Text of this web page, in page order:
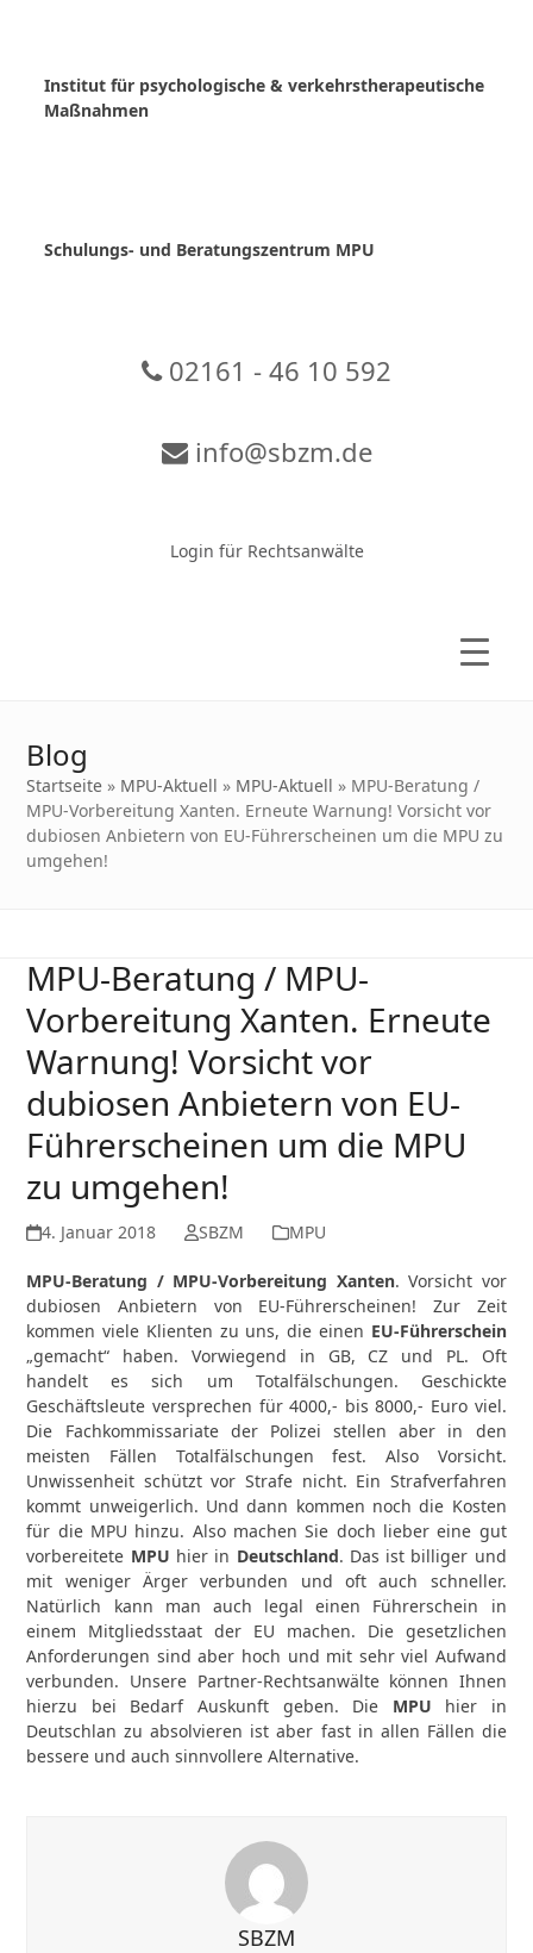
Institut für psychologische & verkehrstherapeutische
Maßnahmen
Schulungs- und Beratungszentrum MPU
02161 - 46 10 592
info@sbzm.de
Login für Rechtsanwälte
Blog
Startseite » MPU-Aktuell » MPU-Aktuell » MPU-Beratung /
MPU-Vorbereitung Xanten. Erneute Warnung! Vorsicht vor
dubiosen Anbietern von EU-Führerscheinen um die MPU zu
umgehen!
MPU-Beratung / MPU-
Vorbereitung Xanten. Erneute
Warnung! Vorsicht vor
dubiosen Anbietern von EU-
Führerscheinen um die MPU
zu umgehen!
4. Januar 2018 SBZM MPU
MPU-Beratung / MPU-Vorbereitung Xanten. Vorsicht vor
dubiosen Anbietern von EU-Führerscheinen! Zur Zeit
kommen viele Klienten zu uns, die einen EU-Führerschein
„gemacht“ haben. Vorwiegend in GB, CZ und PL. Oft
handelt es sich um Totalfälschungen. Geschickte
Geschäftsleute versprechen für 4000,- bis 8000,- Euro viel.
Die Fachkommissariate der Polizei stellen aber in den
meisten Fällen Totalfälschungen fest. Also Vorsicht.
Unwissenheit schützt vor Strafe nicht. Ein Strafverfahren
kommt unweigerlich. Und dann kommen noch die Kosten
für die MPU hinzu. Also machen Sie doch lieber eine gut
vorbereitete MPU hier in Deutschland. Das ist billiger und
mit weniger Ärger verbunden und oft auch schneller.
Natürlich kann man auch legal einen Führerschein in
einem Mitgliedsstaat der EU machen. Die gesetzlichen
Anforderungen sind aber hoch und mit sehr viel Aufwand
verbunden. Unsere Partner-Rechtsanwälte können Ihnen
hierzu bei Bedarf Auskunft geben. Die MPU hier in
Deutschlan zu absolvieren ist aber fast in allen Fällen die
bessere und auch sinnvollere Alternative.
SBZM